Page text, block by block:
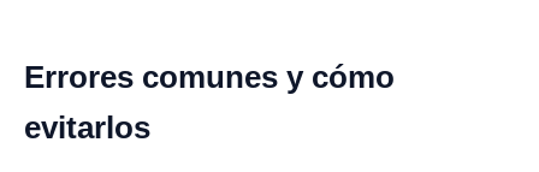
Errores comunes y cómo
evitarlos